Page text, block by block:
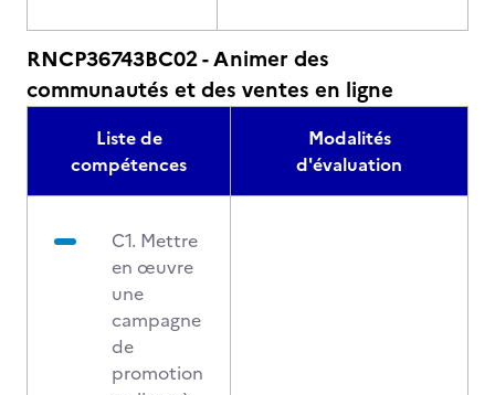
RNCP36743BC02 - Animer des
communautés et des ventes en ligne
Liste de
compétences
Modalités
d'évaluation
C1. Mettre
en œuvre
une
campagne
de
promotion